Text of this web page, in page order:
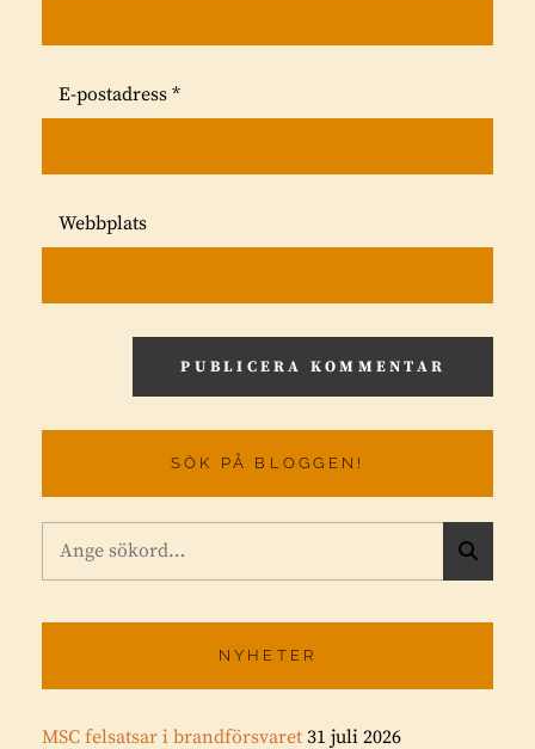
E-postadress *
Webbplats
SÖK PÅ BLOGGEN!
efter:
NYHETER
MSC felsatsar i brandförsvaret 31 juli 2026